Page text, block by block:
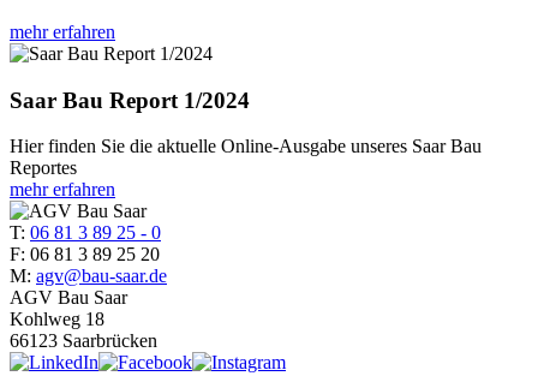
mehr erfahren
Saar Bau Report 1/2024
Hier finden Sie die aktuelle Online-Ausgabe unseres Saar Bau
Reportes
mehr erfahren
T: 06 81 3 89 25 - 0
F: 06 81 3 89 25 20
M: agv@bau-saar.de
AGV Bau Saar
Kohlweg 18
66123 Saarbrücken